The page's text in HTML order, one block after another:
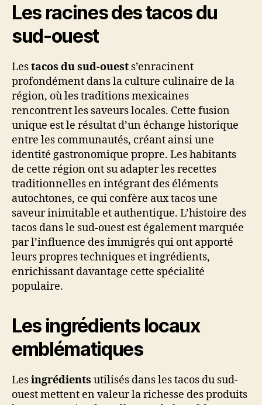
Les racines destacos du
sud-ouest
Lestacos du sud-ouest s’enracinent
profondément dans la culture culinaire de la
région, où les traditions mexicaines
rencontrent les saveurs locales. Cette fusion
unique est le résultat d’un échange historique
entre les communautés, créant ainsi une
identité gastronomique propre. Les habitants
de cette région ont su adapter les recettes
traditionnelles en intégrant des éléments
autochtones, ce qui confère aux tacos une
saveur inimitable et authentique. L’histoire des
tacos dans le sud-ouest est également marquée
par l’influence des immigrés qui ont apporté
leurs propres techniques et ingrédients,
enrichissant davantage cette spécialité
populaire.
Les ingrédients locaux
emblématiques
Lesingrédients utilisés dans les tacos du sud-
ouest mettent en valeur la richesse des produits